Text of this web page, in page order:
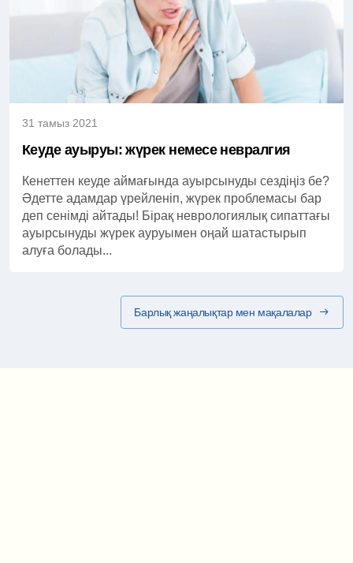
31 тамыз 2021
Кеуде ауыруы: жүрек немесе невралгия
Кенеттен кеуде аймағында ауырсынуды сездіңіз бе?
Әдетте адамдар үрейленіп, жүрек проблемасы бар
деп сенімді айтады! Бірақ неврологиялық сипаттағы
ауырсынуды жүрек ауруымен оңай шатастырып
алуға болады...
Барлық жаңалықтар мен мақалалар